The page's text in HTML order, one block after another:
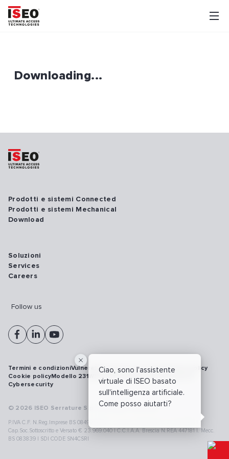
Downloading...
Ciao, sono l'assistente
virtuale di ISEO basato
sull'intelligenza artificiale.
Come posso aiutarti?
Prodotti e sistemi Connected
Prodotti e sistemi Mechanical
Download
Soluzioni
Services
Careers
Follow us
© 2026 ISEO Serrature S.p.A. All right reserved
P.IVA C.F. N.Reg.Imprese BS 08499190018 | Cap.Soc.Deliberato € 24.340.965 |
Cap.Soc.Sottoscritto e Versato € 23.969.040 | C.C.I.A.A. Brescia N.REA 447181 |. Mecc.
BS 083839 | SDI CODE SN4CSRI
Termini e condizioniVulnerability disclosure policyPrivacy policy
Cookie policyModello 231WhistleblowingRichiamo prodotti
Cybersecurity